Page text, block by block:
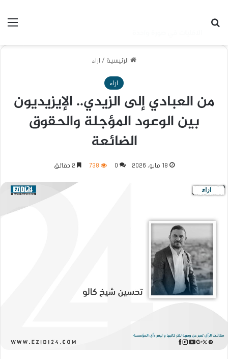
الرئيسية / اراء
اراء
من العبادي إلى الزيدي.. الإيزيديون
بين الوعود المؤجلة والحقوق
الضائعة
18 مايو، 2026 0
738